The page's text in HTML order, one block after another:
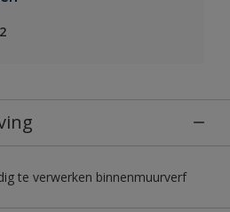
te verwerken binnenmuurverf